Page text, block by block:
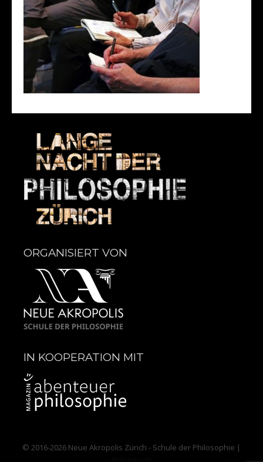
ORGANISIERT VON
IN KOOPERATION MIT
© 2016-2026 Neue Akropolis Zürich - Schule der Philosophie |